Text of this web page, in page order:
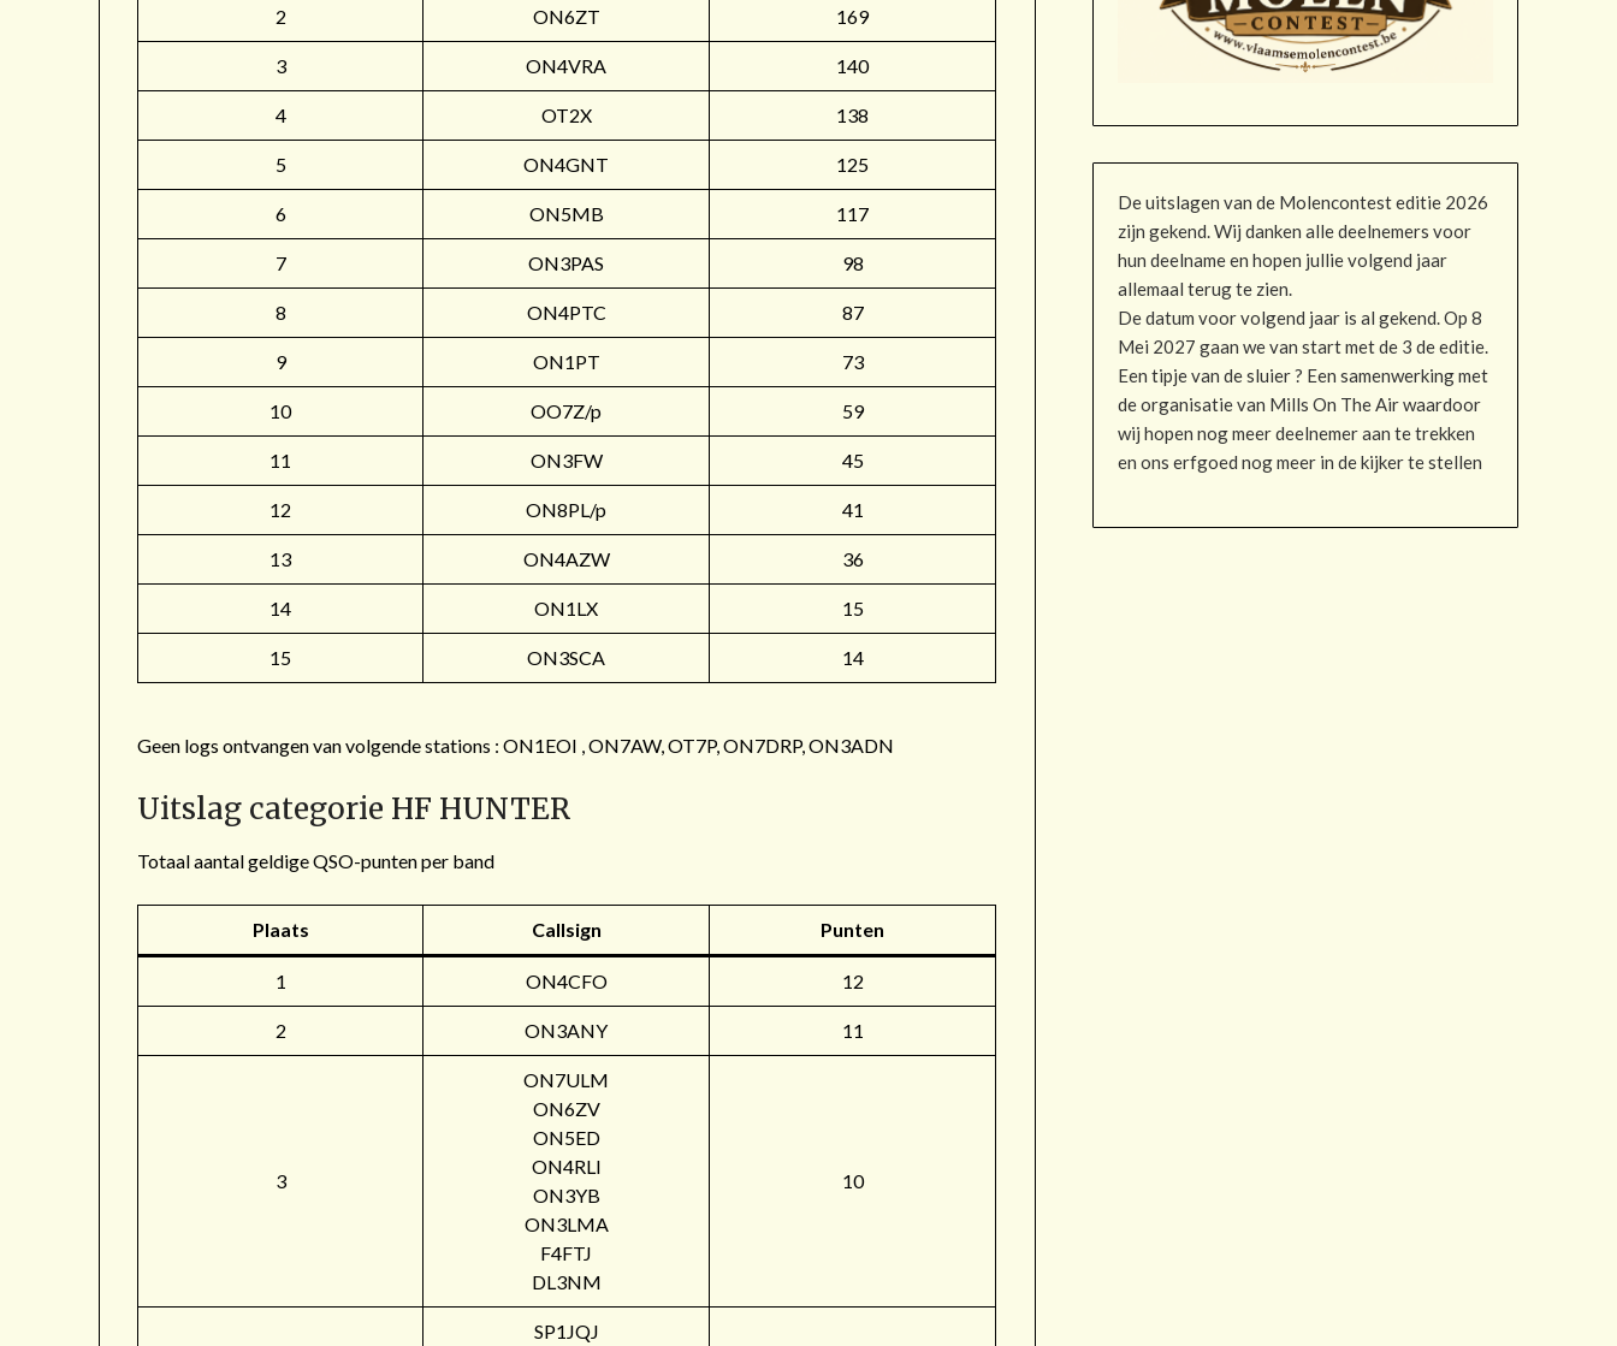
2 ON6ZT 169
3 ON4VRA 140
4 OT2X 138
5 ON4GNT 125
6 ON5MB 117
7 ON3PAS 98
8 ON4PTC 87
9 ON1PT 73
10 OO7Z/p 59
11 ON3FW 45
12 ON8PL/p 41
13 ON4AZW 36
14 ON1LX 15
15 ON3SCA 14
Geen logs ontvangen van volgende stations : ON1EOI , ON7AW, OT7P, ON7DRP, ON3ADN
Uitslag categorie HF HUNTER
Totaal aantal geldige QSO-punten per band
Plaats Callsign Punten
1 ON4CFO 12
2 ON3ANY 11
3
ON7ULM
ON6ZV
ON5ED
ON4RLI
ON3YB
ON3LMA
F4FTJ
DL3NM
10
SP1JQJ
De uitslagen van de Molencontest editie 2026
zijn gekend. Wij danken alle deelnemers voor
hun deelname en hopen jullie volgend jaar
allemaal terug te zien.
De datum voor volgend jaar is al gekend. Op 8
Mei 2027 gaan we van start met de 3 de editie.
Een tipje van de sluier ? Een samenwerking met
de organisatie van Mills On The Air waardoor
wij hopen nog meer deelnemer aan te trekken
en ons erfgoed nog meer in de kijker te stellen